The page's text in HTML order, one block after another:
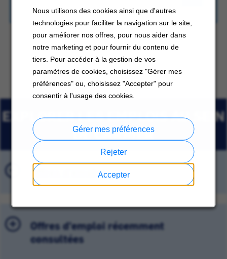
Nous utilisons des cookies ainsi que d'autres
technologies pour faciliter la navigation sur le site,
pour améliorer nos offres, pour nous aider dans
notre marketing et pour fournir du contenu de
tiers. Pour accéder à la gestion de vos
paramètres de cookies, choisissez "Gérer mes
préférences" ou, choisissez "Accepter" pour
consentir à l'usage des cookies.
Accepter
Rejeter
Gérer mes préférences
EXPLORER LES EMPLOIS AU SEIN
DE CARRIER
Offres d'emploi
Offres d'emploi récemment
consultées